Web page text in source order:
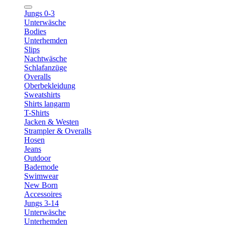
Jungs 0-3
Unterwäsche
Bodies
Unterhemden
Slips
Nachtwäsche
Schlafanzüge
Overalls
Oberbekleidung
Sweatshirts
Shirts langarm
T-Shirts
Jacken & Westen
Strampler & Overalls
Hosen
Jeans
Outdoor
Bademode
Swimwear
New Born
Accessoires
Jungs 3-14
Unterwäsche
Unterhemden